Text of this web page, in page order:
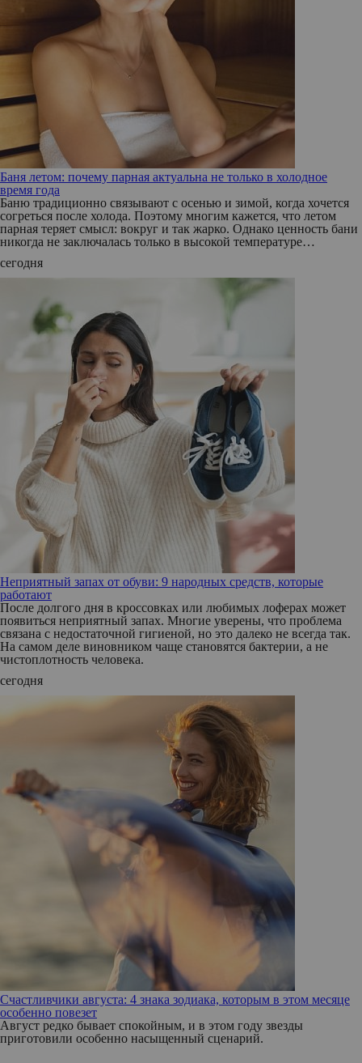
Баня летом: почему парная актуальна не только в холодное
время года
Баню традиционно связывают с осенью и зимой, когда хочется
согреться после холода. Поэтому многим кажется, что летом
парная теряет смысл: вокруг и так жарко. Однако ценность бани
никогда не заключалась только в высокой температуре…
сегодня
Неприятный запах от обуви: 9 народных средств, которые
работают
После долгого дня в кроссовках или любимых лоферах может
появиться неприятный запах. Многие уверены, что проблема
связана с недостаточной гигиеной, но это далеко не всегда так.
На самом деле виновником чаще становятся бактерии, а не
чистоплотность человека.
сегодня
Счастливчики августа: 4 знака зодиака, которым в этом месяце
особенно повезет
Август редко бывает спокойным, и в этом году звезды
приготовили особенно насыщенный сценарий.